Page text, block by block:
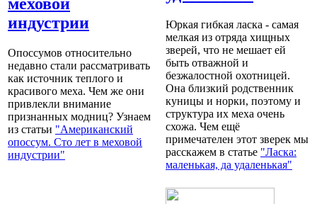
индустрии
Опоссумов относительно
недавно стали рассматривать
как источник теплого и
красивого меха. Чем же они
привлекли внимание
признанных модниц? Узнаем
из статьи "Американский
опоссум. Сто лет в меховой
индустрии"
Юркая гибкая ласка - самая
мелкая из отряда хищных
зверей, что не мешает ей
быть отважной и
безжалостной охотницей.
Она близкий родственник
куницы и норки, поэтому и
структура их меха очень
схожа. Чем ещё
примечателен этот зверек мы
расскажем в статье "Ласка:
маленькая, да удаленькая"